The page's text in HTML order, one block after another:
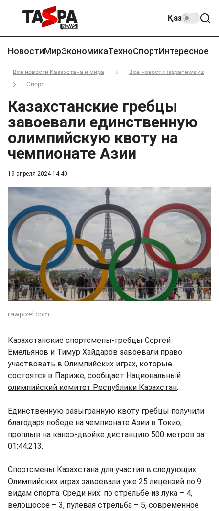
Қаз
НовостиМирЭкономикаТехноСпортИнтересное
Все новости Казахстана и мира
Все новости taspanews.kz
Спорт
19 апреля 2024 14:40
Казахстанские гребцы
завоевали единственную
олимпийскую квоту на
чемпионате Азии
rawpixel.com
Казахстанские спортсмены-гребцы Сергей
Емельянов и Тимур Хайдаров завоевали право
участвовать в Олимпийских играх, которые
состоятся в Париже, сообщает Национальный
олимпийский комитет Республики Казахстан.
Единственную разыгранную квоту гребцы получили
благодаря победе на чемпионате Азии в Токио,
проплыв на каноэ-двойке дистанцию 500 метров за
01:44.213.
Спортсмены Казахстана для участия в следующих
Олимпийских играх завоевали уже 25 лицензий по 9
видам спорта. Среди них: по стрельбе из лука – 4,
велошоссе – 3, пулевая стрельба – 5, современное